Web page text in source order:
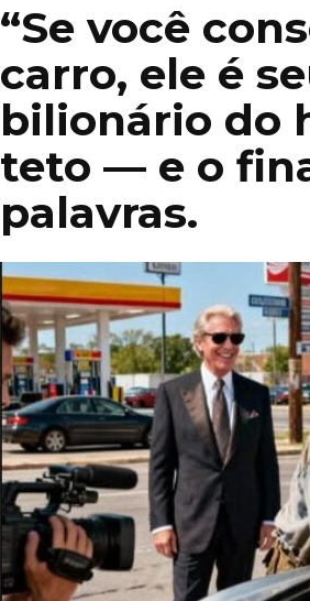
“Se você
carro, ele é
bilionário do
teto — e o
palavras.